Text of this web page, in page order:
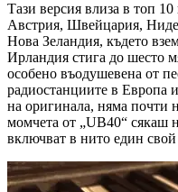
Тази версия влиза в топ
Австрия, Швейцария,
Нова Зеландия, където
Ирландия стига до шесто
особено въодушевена от
радиостанциите в
на оригинала, няма почти
момчета от „UB40“ сякаш
включват в нито един